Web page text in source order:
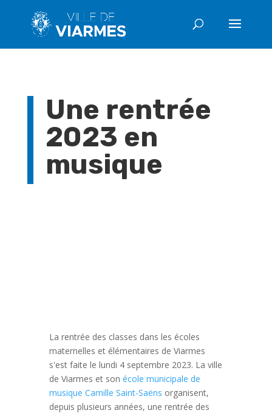
Une rentrée
2023 en
musique
La rentrée des classes dans les écoles
maternelles et élémentaires de Viarmes
s'est faite le lundi 4 septembre 2023. La ville
de Viarmes et son école municipale de
musique Camille Saint-Saëns organisent,
depuis plusieurs années, une rentrée des